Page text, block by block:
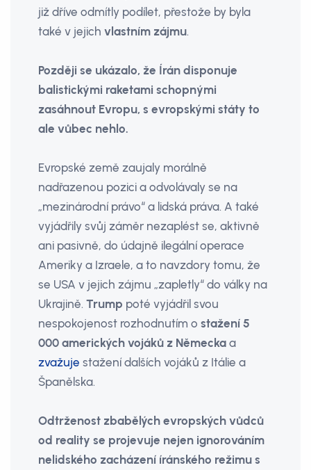
již dříve odmítly podílet, přestože by byla
také v jejich vlastním zájmu.
Později se ukázalo, že Írán disponuje
balistickými raketami schopnými
zasáhnout Evropu, s evropskými státy to
ale vůbec nehlo.
Evropské země zaujaly morálně
nadřazenou pozici a odvolávaly se na
„mezinárodní právo“ a lidská práva. A také
vyjádřily svůj záměr nezaplést se, aktivně
ani pasivně, do údajně ilegální operace
Ameriky a Izraele, a to navzdory tomu, že
se USA v jejich zájmu „zapletly“ do války na
Ukrajině. Trump poté vyjádřil svou
nespokojenost rozhodnutím o stažení 5
000 amerických vojáků z Německa a
zvažuje stažení dalších vojáků z Itálie a
Španělska.
Odtrženost zbabělých evropských vůdců
od reality se projevuje nejen ignorováním
nelidského zacházení íránského režimu s